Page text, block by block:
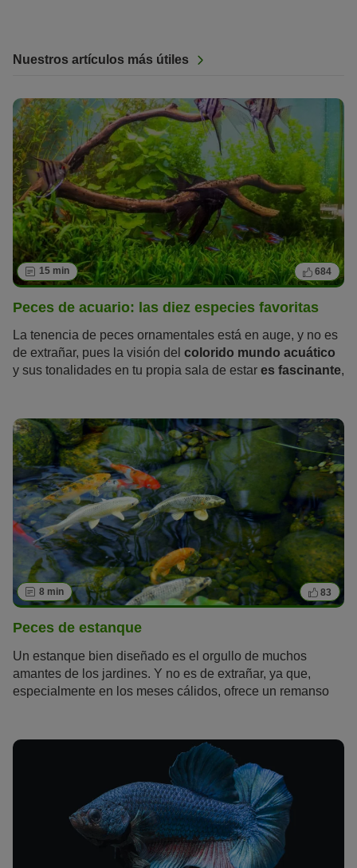
Nuestros artículos más útiles
15 min 684
Peces de acuario: las diez especies favoritas
La tenencia de peces ornamentales está en auge, y no es
de extrañar, pues la visión del colorido mundo acuático
y sus tonalidades en tu propia sala de estar es fascinante,
Aquí te presentamos lasdiez especies de peces de agua
dulcefavoritos.
8 min 83
Peces de estanque
Un estanque bien diseñado es el orgullo de muchos
amantes de los jardines. Y no es de extrañar, ya que,
especialmente en los meses cálidos, ofrece un remanso
presentamos los cinco peces de estanque más populares